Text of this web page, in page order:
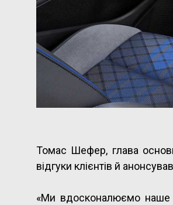
Томас Шефер, глава
відгуки клієнтів й
«Ми вдосконалюємо наше